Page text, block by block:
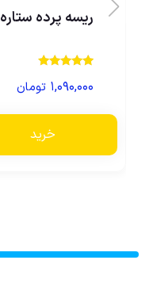
ریسه پرده ستاره
5.00
۱,۰۹۰,۰۰۰ تومان
خرید